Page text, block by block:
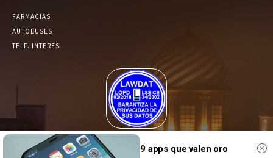
FARMACIAS
AUTOBUSES
TELF. INTERES
El Periódico de Yecla alcanza un grado más de compromiso en el
tratamiento de sus datos.9 apps que valen oro